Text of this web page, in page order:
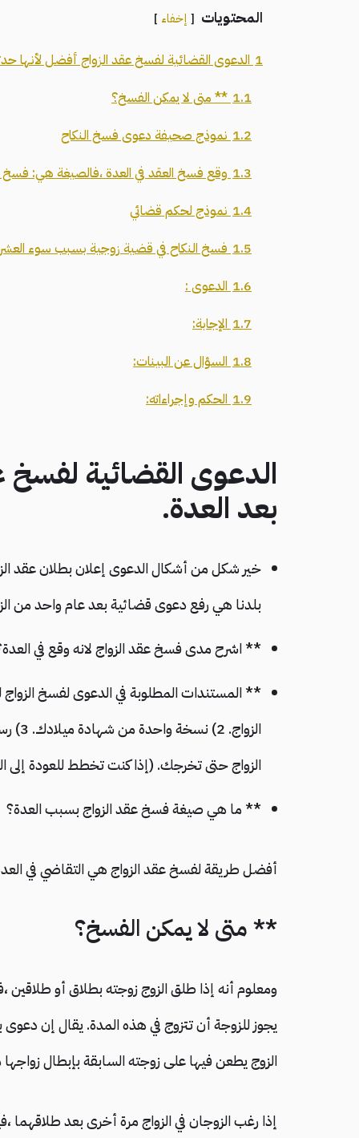
المحتويات إخفاء
1 الدعوى القضائية لفسخ عقد الزواج أفضل لأنها
1.1 ** متى لا يمكن الفسخ؟
1.2 نموذج صحيفة دعوى فسخ النكاح
1.3 وقع فسخ العقد في العدة ،فالصيغة هي: فسخ
1.4 نموذج لحكم قضائي
1.5 فسخ النكاح في قضية زوجية بسبب سوء
1.6 الدعوى :
1.7 الإجابة:
1.8 السؤال عن البينات:
1.9 الحكم وإجراءاته:
الدعوى القضائية
بعد العدة.
خير شكل من أشكال الدعوى إعلان بطلان عقد
بلدنا هي رفع دعوى قضائية بعد عام واحد من
** اشرح مدى فسخ عقد الزواج لانه وقع في
الزواج حتى تخرجك. (إذا كنت تخطط للعودة إلى
** ما هي صيغة فسخ عقد الزواج بسبب العدة؟
أفضل طريقة لفسخ عقد الزواج هي التقاضي في
** متى لا يمكن الفسخ؟
ومعلوم أنه إذا طلق الزوج زوجته بطلاق أو طلاقين
يجوز للزوجة أن تتزوج في هذه المدة. يقال إن دعوى
الزوج يطعن فيها على زوجته السابقة بإبطال
إذا رغب الزوجان في الزواج مرة أخرى بعد